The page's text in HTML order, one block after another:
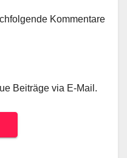
Kommentare
Beiträge via E-Mail.